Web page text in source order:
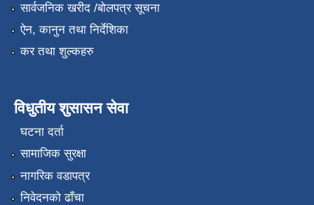
सार्वजनिक खरीद /बोलपत्र सूचना
ऐन, कानुन तथा निर्देशिका
कर तथा शुल्कहरु
विधुतीय शुसासन सेवा
घटना दर्ता
सामाजिक सुरक्षा
नागरिक वडापत्र
निवेदनको ढाँचा